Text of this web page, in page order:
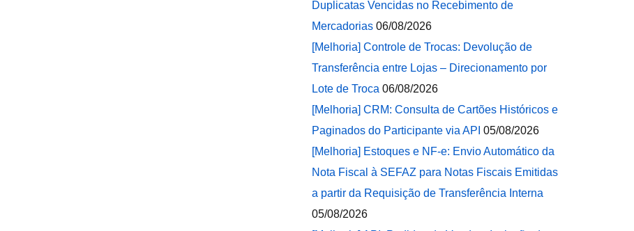
Duplicatas Vencidas no Recebimento de
Mercadorias 06/08/2026
[Melhoria] Controle de Trocas: Devolução de
Transferência entre Lojas – Direcionamento por
Lote de Troca 06/08/2026
[Melhoria] CRM: Consulta de Cartões Históricos e
Paginados do Participante via API 05/08/2026
[Melhoria] Estoques e NF-e: Envio Automático da
Nota Fiscal à SEFAZ para Notas Fiscais Emitidas
a partir da Requisição de Transferência Interna
05/08/2026